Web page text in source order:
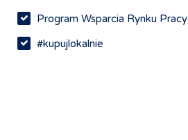
Program Wsparcia Rynku Pracy
#kupujlokalnie